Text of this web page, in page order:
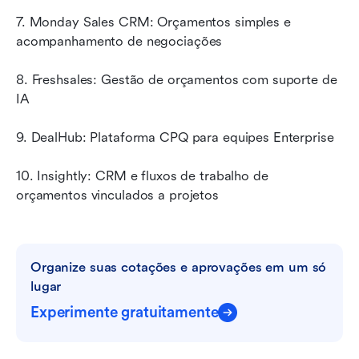
7. Monday Sales CRM: Orçamentos simples e
acompanhamento de negociações
8. Freshsales: Gestão de orçamentos com suporte de
IA
9. DealHub: Plataforma CPQ para equipes Enterprise
10. Insightly: CRM e fluxos de trabalho de
orçamentos vinculados a projetos
Organize suas cotações e aprovações em um só
lugar
Experimente gratuitamente